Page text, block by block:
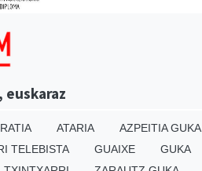
euskaraz
ATARIA AZPEITIA GUKA
TELEBISTA GUAIXE GUKA